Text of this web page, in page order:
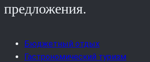
предложения.
Бюджетный отдых
Гастрономический туризм